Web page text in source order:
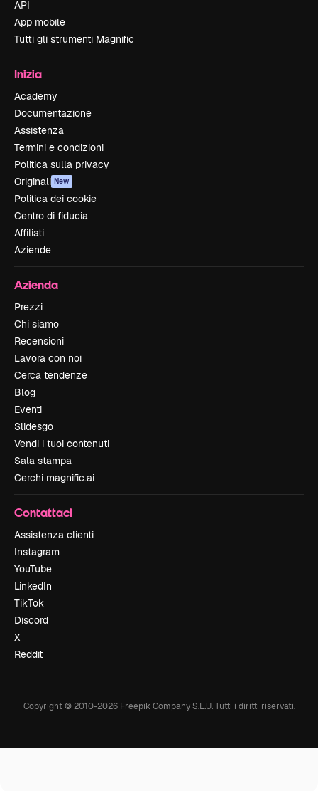
API
App mobile
Tutti gli strumenti Magnific
Inizia
Academy
Documentazione
Assistenza
Termini e condizioni
Politica sulla privacy
Originali New
Politica dei cookie
Centro di fiducia
Affiliati
Aziende
Azienda
Prezzi
Chi siamo
Recensioni
Lavora con noi
Cerca tendenze
Blog
Eventi
Slidesgo
Vendi i tuoi contenuti
Sala stampa
Cerchi magnific.ai
Contattaci
Assistenza clienti
Instagram
YouTube
LinkedIn
TikTok
Discord
X
Reddit
Copyright © 2010-2026Freepik Company S.L.U. Tutti i diritti riservati.